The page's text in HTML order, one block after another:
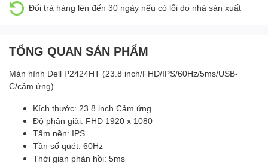
Đổi trả hàng lên đến 30 ngày nếu có lỗi do nhà sản xuất
TỔNG QUAN SẢN PHẨM
Màn hình Dell P2424HT (23.8 inch/FHD/IPS/60Hz/5ms/USB-
C/cảm ứng)
Kích thước: 23.8 inch Cảm ứng
Độ phân giải: FHD 1920 x 1080
Tấm nền: IPS
Tần số quét: 60Hz
Thời gian phản hồi: 5ms